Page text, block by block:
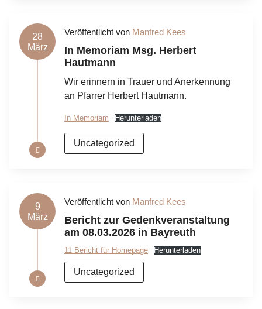
28
März
Veröffentlicht von Manfred Kees
In Memoriam Msg. Herbert
Hautmann
Wir erinnern in Trauer und Anerkennung
an Pfarrer Herbert Hautmann.
In Memoriam Herunterladen
Uncategorized
9
März
Veröffentlicht von Manfred Kees
Bericht zur Gedenkveranstaltung
am 08.03.2026 in Bayreuth
11 Bericht für Homepage Herunterladen
Uncategorized